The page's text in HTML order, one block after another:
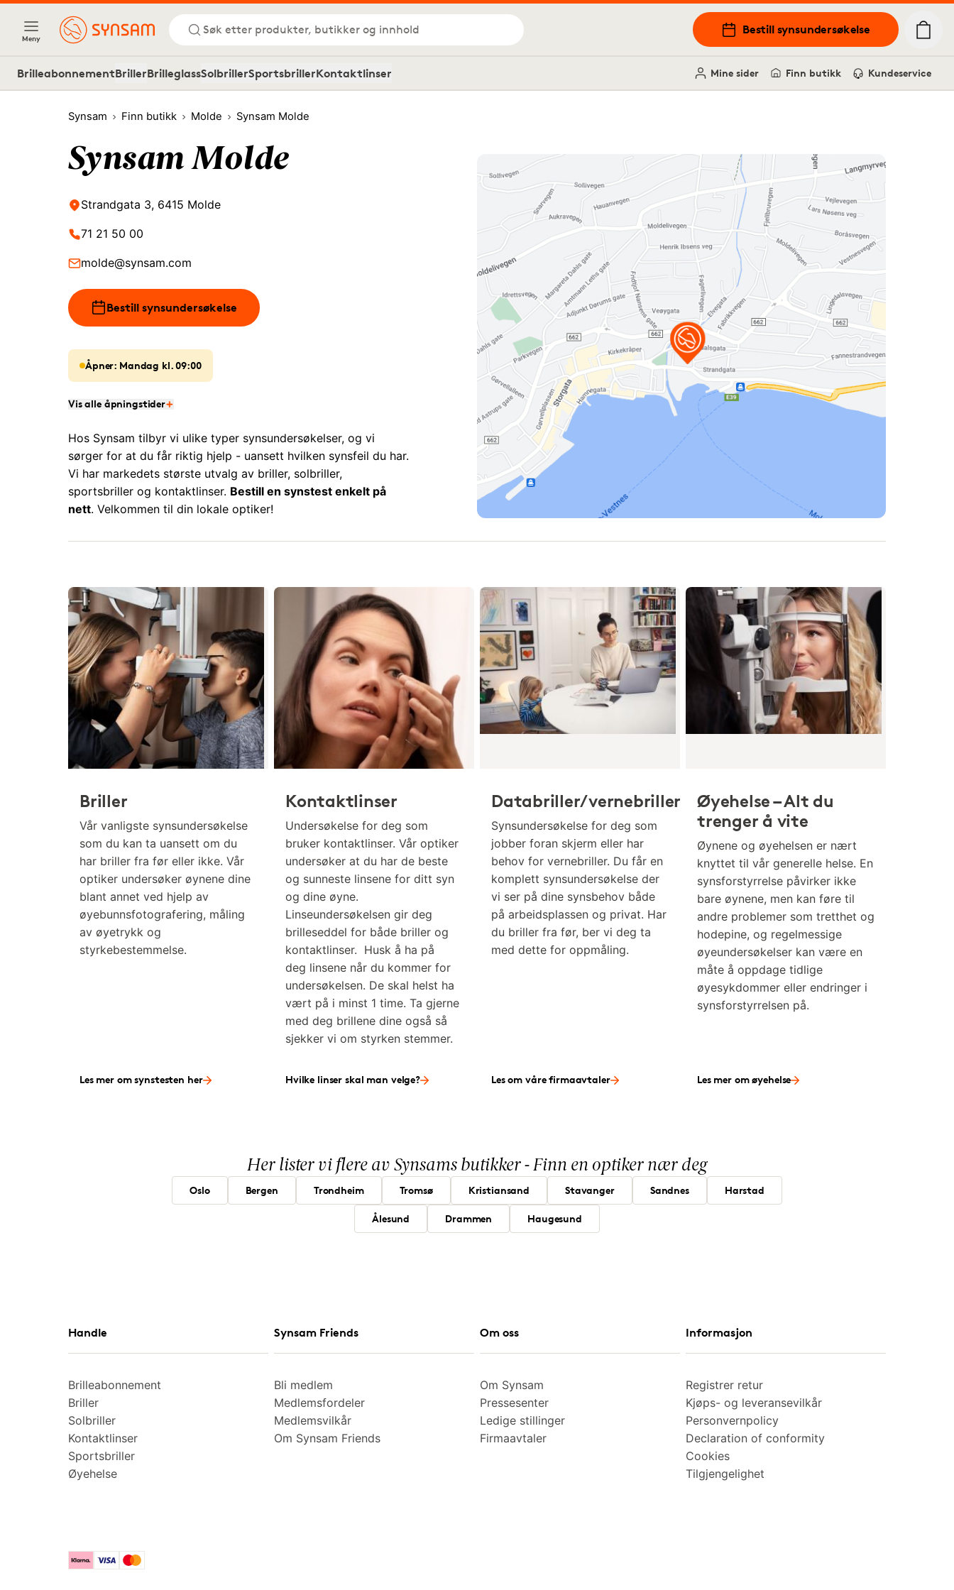
Meny
Søk etter produkter, butikker og innhold Bestill synsundersøkelse
BrilleabonnementBrillerBrilleglassSolbrillerSportsbrillerKontaktlinser Mine sider Finn butikk Kundeservice
Synsam Finn butikk Molde Synsam Molde
Synsam Molde
Strandgata 3, 6415 Molde
71 21 50 00
molde@synsam.com
Bestill synsundersøkelse
Åpner: Mandag kl. 09:00
Vis alle åpningstider
Hos Synsam tilbyr vi ulike typer synsundersøkelser, og vi
sørger for at du får riktig hjelp - uansett hvilken synsfeil du har.
Vi har markedets største utvalg av briller, solbriller,
sportsbriller og kontaktlinser. Bestill en synstest enkelt på
nett. Velkommen til din lokale optiker!
Briller
Vår vanligste synsundersøkelse
som du kan ta uansett om du
har briller fra før eller ikke. Vår
optiker undersøker øynene dine
blant annet ved hjelp av
øyebunnsfotografering, måling
av øyetrykk og
styrkebestemmelse.
Les mer om synstesten her
Kontaktlinser
Undersøkelse for deg som
bruker kontaktlinser. Vår optiker
undersøker at du har de beste
og sunneste linsene for ditt syn
og dine øyne.
Linseundersøkelsen gir deg
brilleseddel for både briller og
kontaktlinser. Husk å ha på
deg linsene når du kommer for
undersøkelsen. De skal helst ha
vært på i minst 1 time. Ta gjerne
med deg brillene dine også så
sjekker vi om styrken stemmer.
Hvilke linser skal man velge?
Databriller/vernebriller
Synsundersøkelse for deg som
jobber foran skjerm eller har
behov for vernebriller. Du får en
komplett synsundersøkelse der
vi ser på dine synsbehov både
på arbeidsplassen og privat. Har
du briller fra før, ber vi deg ta
med dette for oppmåling.
Les om våre firmaavtaler
Øyehelse – Alt du
trenger å vite
Øynene og øyehelsen er nært
knyttet til vår generelle helse. En
synsforstyrrelse påvirker ikke
bare øynene, men kan føre til
andre problemer som tretthet og
hodepine, og regelmessige
øyeundersøkelser kan være en
måte å oppdage tidlige
øyesykdommer eller endringer i
synsforstyrrelsen på.
Les mer om øyehelse
Her lister vi flere av Synsams butikker - Finn en optiker nær deg
Oslo Bergen Trondheim Tromsø Kristiansand Stavanger Sandnes Harstad
Ålesund Drammen Haugesund
Handle
Brilleabonnement
Briller
Solbriller
Kontaktlinser
Sportsbriller
Øyehelse
Synsam Friends
Bli medlem
Medlemsfordeler
Medlemsvilkår
Om Synsam Friends
Om oss
Om Synsam
Pressesenter
Ledige stillinger
Firmaavtaler
Informasjon
Registrer retur
Kjøps- og leveransevilkår
Personvernpolicy
Declaration of conformity
Cookies
Tilgjengelighet
KlarnaVisa Mastercard